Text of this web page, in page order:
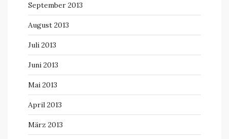
September 2013
August 2013
Juli 2013
Juni 2013
Mai 2013
April 2013
März 2013